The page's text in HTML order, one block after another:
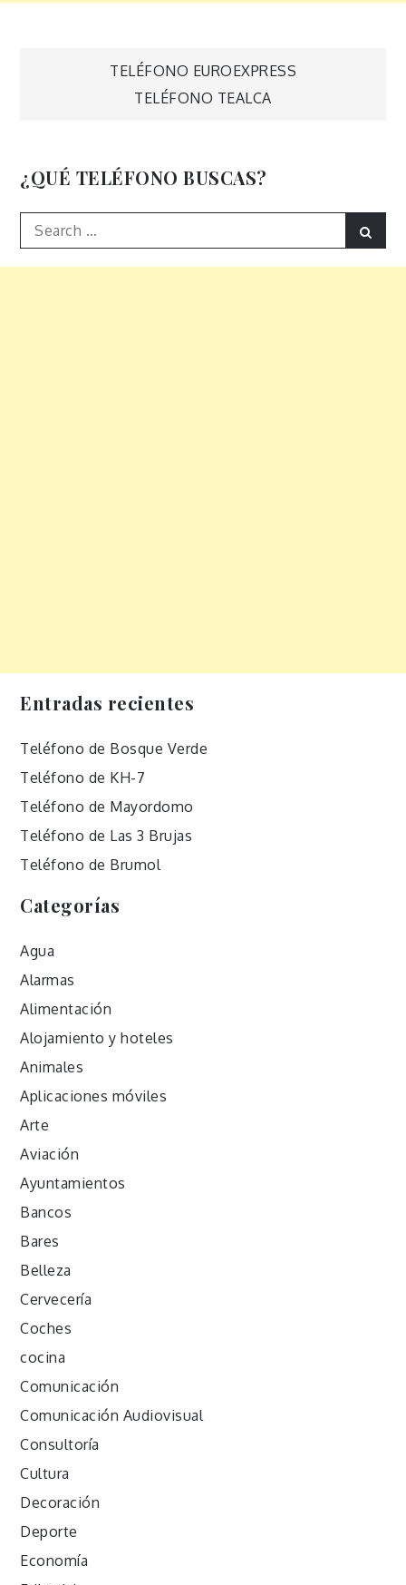
Navegación
entradas
TELÉFONO EUROEXPRESS
TELÉFONO TEALCA
¿QUÉ TELÉFONO BUSCAS?
Search
for:
Entradas recientes
Teléfono de Bosque Verde
Teléfono de KH-7
Teléfono de Mayordomo
Teléfono de Las 3 Brujas
Teléfono de Brumol
Categorías
Agua
Alarmas
Alimentación
Alojamiento y hoteles
Animales
Aplicaciones móviles
Arte
Aviación
Ayuntamientos
Bancos
Bares
Belleza
Cervecería
Coches
cocina
Comunicación
Comunicación Audiovisual
Consultoría
Cultura
Decoración
Deporte
Economía